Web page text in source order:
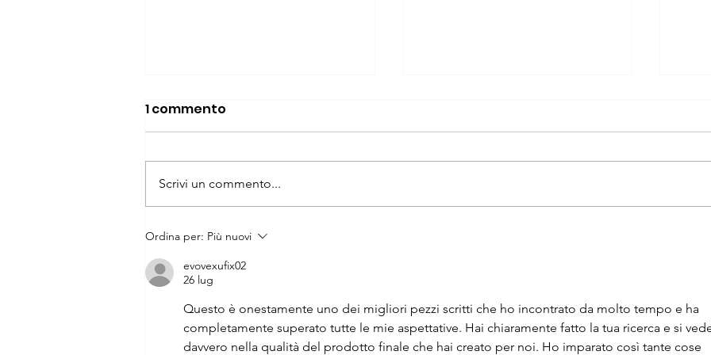
Grillz vs. ortodonzia
1 commento
Scrivi un commento...
Ordina per: Più nuovi
evovexufix02
26 lug
Questo è onestamente uno dei migliori pezzi scritti che ho incontrato da molto tempo e ha
completamente superato tutte le mie aspettative. Hai chiaramente fatto la tua ricerca e si
davvero nella qualità del prodotto finale che hai creato per noi. Ho imparato così tante cose